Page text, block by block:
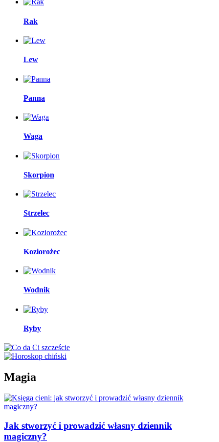
Rak
Lew
Panna
Waga
Skorpion
Strzelec
Koziorożec
Wodnik
Ryby
Magia
Jak stworzyć i prowadzić własny dziennik
magiczny?